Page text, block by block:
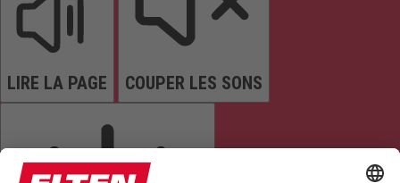
LIRE LA PAGE COUPER LES SONS